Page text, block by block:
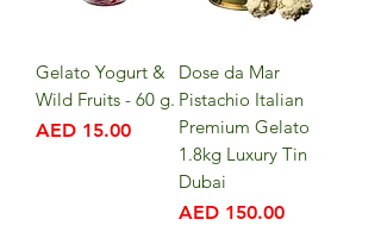
Gelato Yogurt &
Wild Fruits - 60 g.
मूल्य
AED 15.00
Dose da Mar
Pistachio Italian
Premium Gelato
1.8kg Luxury Tin
Dubai
मूल्य
AED 150.00